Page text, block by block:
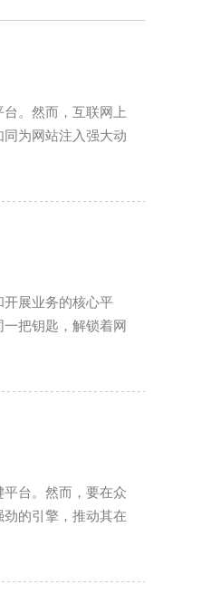
。然而，互联网上
为网站注入强大动
展业务的核心平
把钥匙，解锁着网
台。然而，要在众
的引擎，推动其在